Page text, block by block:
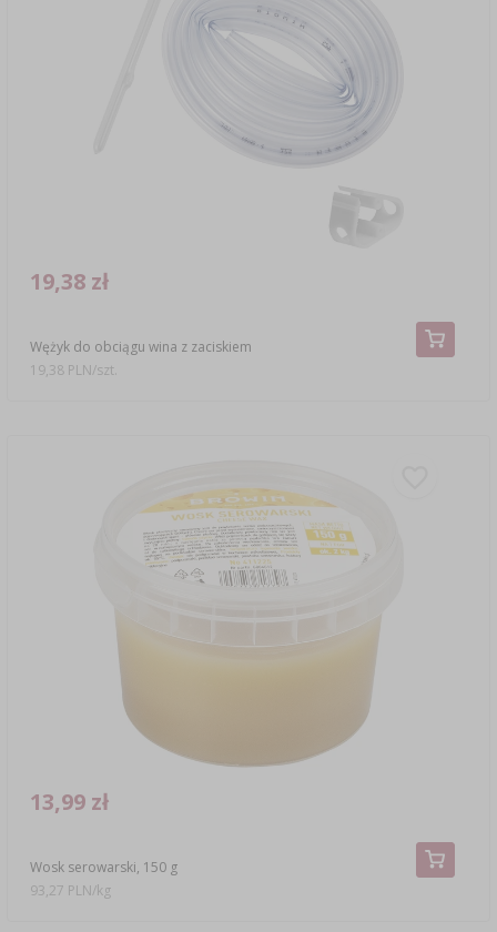
Wężyk do obciągu wina z zaciskiem
19,38 zł
19,38 PLN/szt.
Wosk serowarski, 150 g
13,99 zł
93,27 PLN/kg